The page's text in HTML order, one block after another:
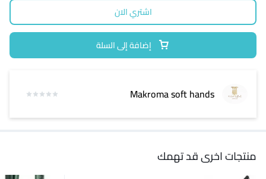
إضافة إلى السلة
اشتري الان
Makroma soft hands
منتجات اخرى قد تهمك